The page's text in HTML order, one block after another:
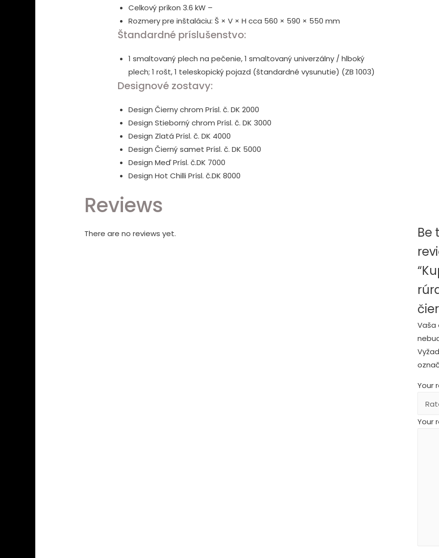
Celkový príkon 3.6 kW –
Rozmery pre inštaláciu: Š × V × H cca 560 × 590 × 550 mm
Štandardné príslušenstvo:
1 smaltovaný plech na pečenie, 1 smaltovaný univerzálny / hlboký
plech; 1 rošt, 1 teleskopický pojazd (štandardné vysunutie) (ZB 1003)
Designové zostavy:
Design Čierny chrom Prísl. č. DK 2000
Design Stieborný chrom Prísl. č. DK 3000
Design Zlatá Prísl. č. DK 4000
Design Čierný samet Prísl. č. DK 5000
Design Meď Prísl. č.DK 7000
Design Hot Chilli Prísl. č.DK 8000
Reviews
There are no reviews yet.
Be
Vaša
Your
Your